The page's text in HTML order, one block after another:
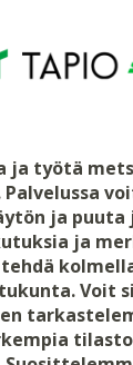
ja työtä
ja puuta
ja
Voit